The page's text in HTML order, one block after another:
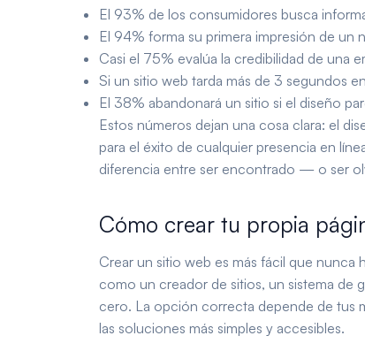
El 93% de los consumidores busca
El 94% forma su primera impresión de un
Casi el 75% evalúa la credibilidad de una
Si un sitio web tarda más de 3 segundos
El 38% abandonará un sitio si el diseño
Estos números dejan una cosa clara: el
para el éxito de cualquier presencia en
diferencia entre ser encontrado — o ser
Cómo crear tu propia
Crear un sitio web es más fácil que
como un creador de sitios, un sistema de
cero. La opción correcta depende de tus
las soluciones más simples y accesibles.